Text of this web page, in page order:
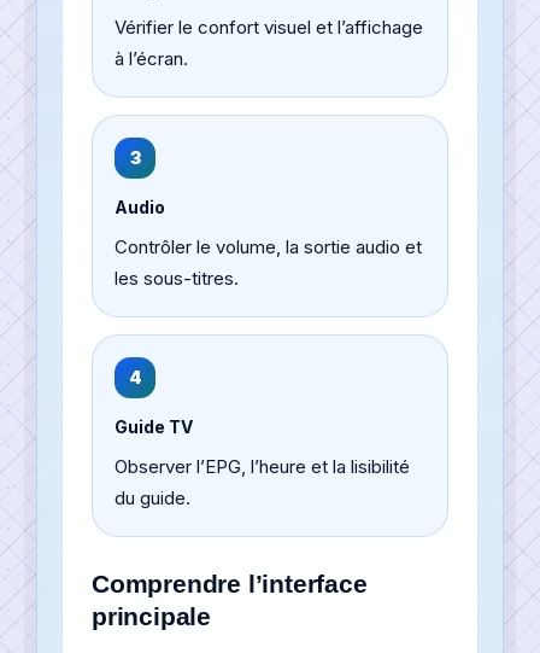
Vérifier le confort visuel et l’affichage
à l’écran.
3
Audio
Contrôler le volume, la sortie audio et
les sous-titres.
4
Guide TV
Observer l’EPG, l’heure et la lisibilité
du guide.
Comprendre l’interface
principale